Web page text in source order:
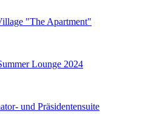
"The Apartment"
Lounge 2024
und Präsidentensuite